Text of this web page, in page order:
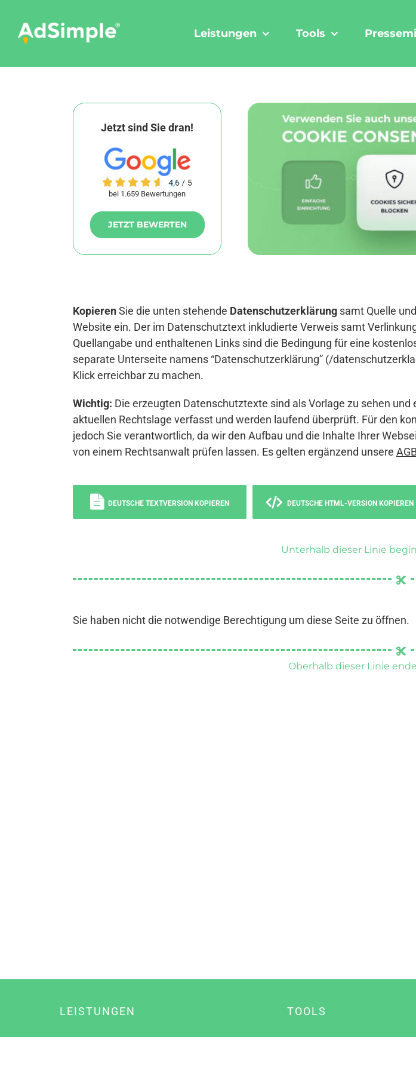
content
Leistungen Tools
Jetzt sind Sie dran!
bei 1.659 Bewertungen
JETZT BEWERTEN
KopierenSie die unten stehende Datenschutzerklärung samt Quelle
Website ein. Der im Datenschutztext inkludierte Verweis samt
Quellangabe und enthaltenen Links sind die Bedingung für eine
separate Unterseite namens “Datenschutzerklärung” (/
Klick erreichbar zu machen.
Wichtig: Die erzeugten Datenschutztexte sind als Vorlage zu sehen
aktuellen Rechtslage verfasst und werden laufend überprüft. Für den
jedoch Sie verantwortlich, da wir den Aufbau und die Inhalte Ihrer
von einem Rechtsanwalt prüfen lassen. Es gelten ergänzend unsere
DEUTSCHE TEXTVERSION KOPIEREN DEUTSCHE HTML-VERSION KOPIEREN
Unterhalb dieser Linie
Sie haben nicht die notwendige Berechtigung um diese Seite zu öffnen.
Oberhalb dieser Linie
LEISTUNGEN TOOLS